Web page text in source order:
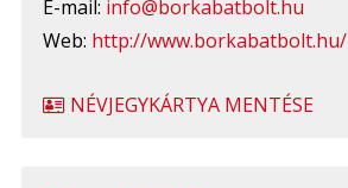
E-mail: info@borkabatbolt.hu
Web: http://www.borkabatbolt.hu/
NÉVJEGYKÁRTYA MENTÉSE